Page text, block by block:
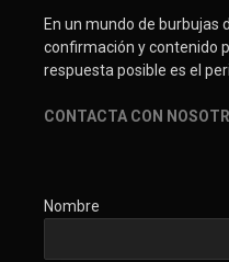
En un mundo de burbujas
confirmación y contenido
respuesta posible es el
CONTACTA CON
Nombre